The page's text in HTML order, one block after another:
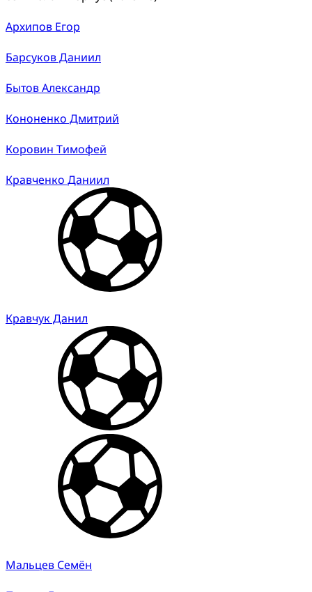
Архипов Егор
Барсуков Даниил
Бытов Александр
Кононенко Дмитрий
Коровин Тимофей
Кравченко Даниил
Кравчук Данил
Мальцев Семён